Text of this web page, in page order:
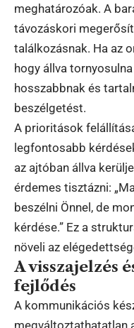
meghatározóak. A
távozáskori
találkozásnak. Ha az
hogy állva
hosszabbnak és
beszélgetést.
A prioritások
legfontosabb
az ajtóban állva
érdemes tisztázni:
beszélni Önnel, de
kérdése.” Ez a
növeli az
A visszajelzés
fejlődés
A kommunikációs
megváltoztathatatlan